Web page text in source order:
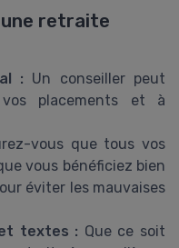
une retraite
: Un conseiller peut
placements et à
vous que tous vos
vous bénéficiez bien
éviter les mauvaises
textes : Que ce soit